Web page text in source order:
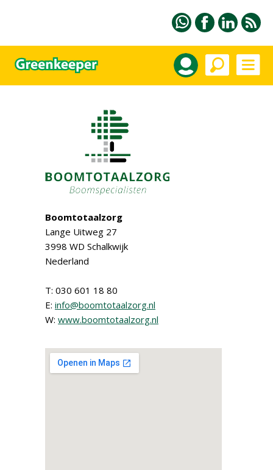
Boomtotaalzorg
Lange Uitweg 27
3998 WD Schalkwijk
Nederland
T: 030 601 18 80
E: info@boomtotaalzorg.nl
W: www.boomtotaalzorg.nl